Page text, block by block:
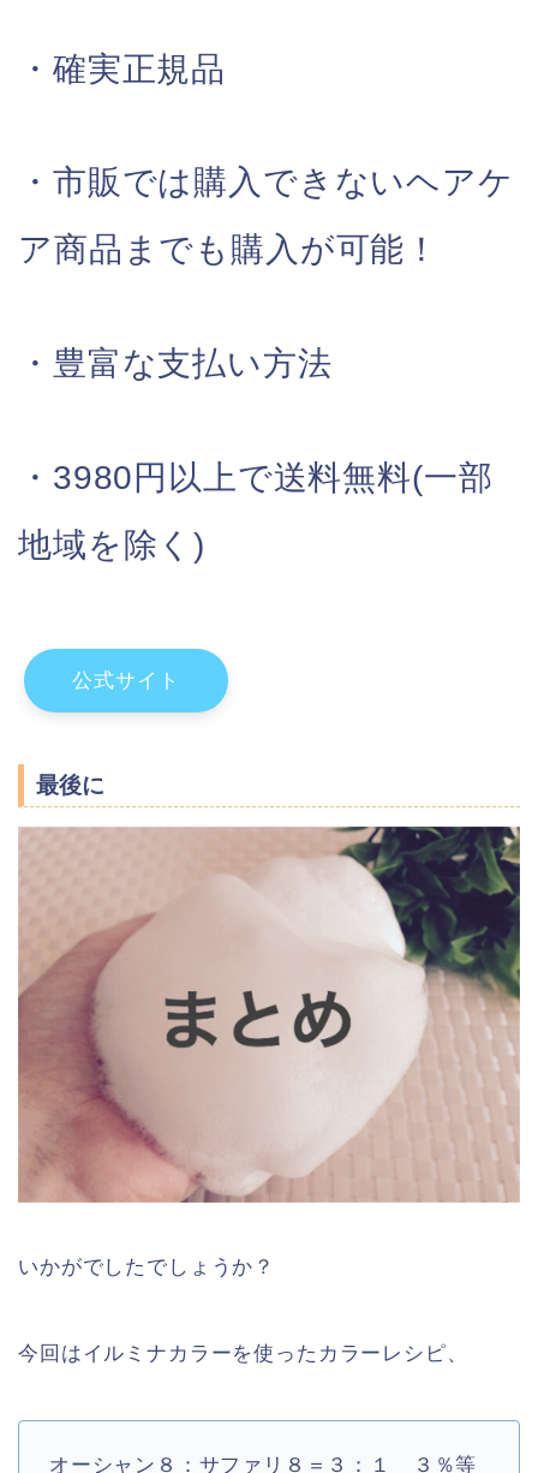
・確実正規品
・市販では購入できないヘアケ
ア商品までも購入が可能！
・豊富な支払い方法
・3980円以上で送料無料(一部
地域を除く)
公式サイト
最後に
いかがでしたでしょうか？
今回はイルミナカラーを使ったカラーレシピ、
オーシャン８：サファリ８ ＝３：１ ３％等